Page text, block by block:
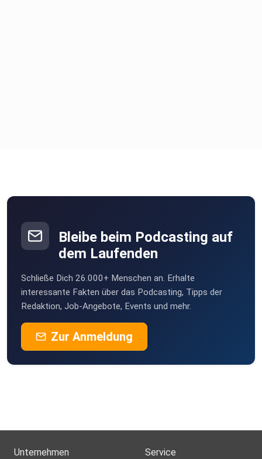
Bleibe beim Podcasting auf
dem Laufenden
Schließe Dich 26.000+ Menschen an. Erhalte
interessante Fakten über das Podcasting, Tipps der
Redaktion, Job-Angebote, Events und mehr.
Zur Anmeldung
Unternehmen Service